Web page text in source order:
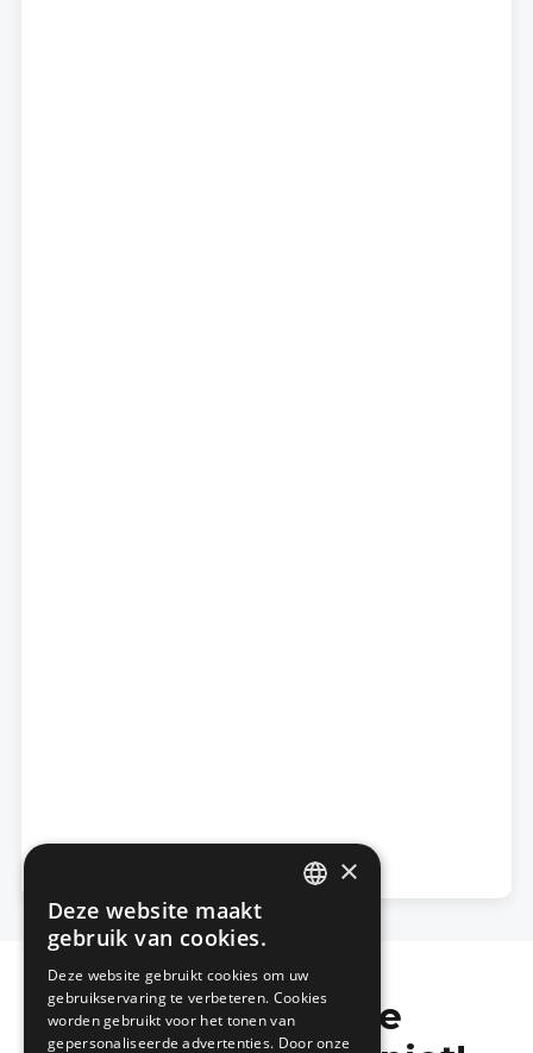
Mis de laatste
×
Deze website maakt
gebruik van cookies.
Deze website gebruikt cookies om uw
gebruikservaring te verbeteren. Cookies
worden gebruikt voor het tonen van
gepersonaliseerde advertenties. Door onze